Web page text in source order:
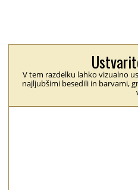
V tem razdelku lahko vizualno
najljubšimi besedili in barvami,